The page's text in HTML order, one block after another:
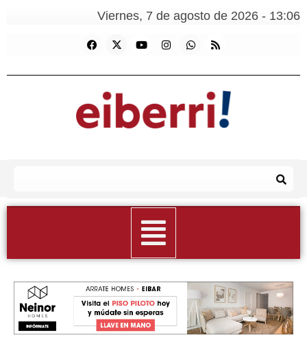
Viernes, 7 de agosto de 2026 - 13:06